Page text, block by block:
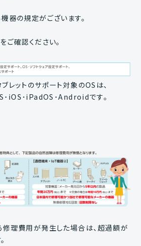
器の規定がございます。
ご確認ください。
レットのサポート対象のOSは､
iOS･iPadOS･Androidです｡
理費用が発生した場合は、超過額が